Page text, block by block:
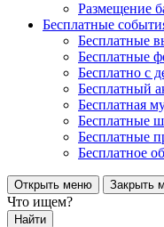
Размещение
Бесплатные
Бесплатные
Бесплатные
Бесплатно с
Бесплатный
Бесплатная
Бесплатные
Бесплатные
Бесплатное
Открыть меню Закрыть
Что ищем?
Найти